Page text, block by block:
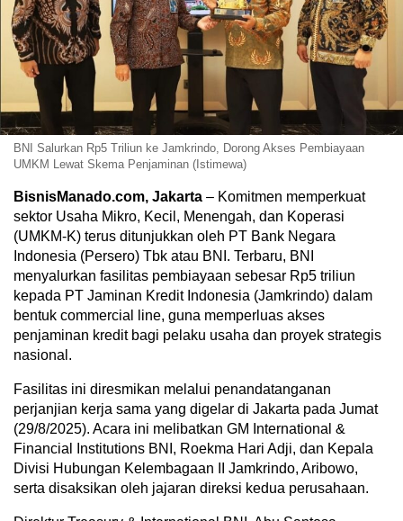
BNI Salurkan Rp5 Triliun ke Jamkrindo, Dorong Akses Pembiayaan
UMKM Lewat Skema Penjaminan (Istimewa)
BisnisManado.com, Jakarta – Komitmen memperkuat
sektor Usaha Mikro, Kecil, Menengah, dan Koperasi
(UMKM-K) terus ditunjukkan oleh PT Bank Negara
Indonesia (Persero) Tbk atau BNI. Terbaru, BNI
menyalurkan fasilitas pembiayaan sebesar Rp5 triliun
kepada PT Jaminan Kredit Indonesia (Jamkrindo) dalam
bentuk commercial line, guna memperluas akses
penjaminan kredit bagi pelaku usaha dan proyek strategis
nasional.
Fasilitas ini diresmikan melalui penandatanganan
perjanjian kerja sama yang digelar di Jakarta pada Jumat
(29/8/2025). Acara ini melibatkan GM International &
Financial Institutions BNI, Roekma Hari Adji, dan Kepala
Divisi Hubungan Kelembagaan II Jamkrindo, Aribowo,
serta disaksikan oleh jajaran direksi kedua perusahaan.